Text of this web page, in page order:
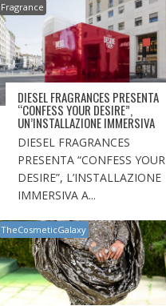
Fragrance
DIESEL FRAGRANCES PRESENTA
“CONFESS YOUR DESIRE”,
UN’INSTALLAZIONE IMMERSIVA
DIESEL FRAGRANCES
PRESENTA “CONFESS YOUR
DESIRE”, L’INSTALLAZIONE
IMMERSIVA A...
TheCosmeticGalaxy